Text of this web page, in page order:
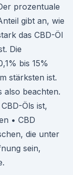
prozentuale
gibt an, wie
das CBD-Öl
Die
bis 15%
stärksten ist.
also beachten.
Öls ist,
• CBD
die unter
sein,